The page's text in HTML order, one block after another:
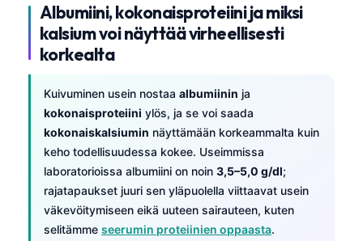
Albumiini, kokonaisproteiini ja miksi
kalsium voi näyttää virheellisesti
korkealta
Kuivuminen usein nostaa albumiinin ja
kokonaisproteiini ylös, ja se voi saada
kokonaiskalsiumin näyttämään korkeammalta kuin
keho todellisuudessa kokee. Useimmissa
laboratorioissa albumiini on noin 3,5–5,0 g/dl;
rajatapaukset juuri sen yläpuolella viittaavat usein
väkevöitymiseen eikä uuteen sairauteen, kuten
selitämme seerumin proteiinien oppaasta.